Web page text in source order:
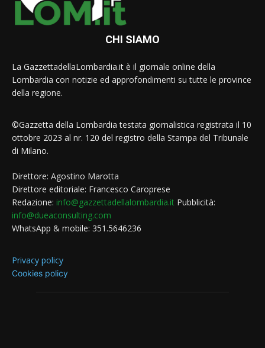
CHI SIAMO
La GazzettadellaLombardia.it è il giornale online della
Lombardia con notizie ed approfondimenti su tutte le province
della regione.
©Gazzetta della Lombardia testata giornalistica registrata il 10
ottobre 2023 al nr. 120 del registro della Stampa del Tribunale
di Milano.
Direttore: Agostino Marotta
Direttore editoriale: Francesco Caroprese
Redazione: info@gazzettadellalombardia.it Pubblicità:
info@dueaconsulting.com
WhatsApp & mobile: 351.5646236
Privacy policy
Cookies policy